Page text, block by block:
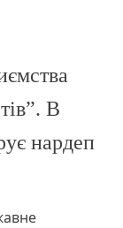
В
нардеп